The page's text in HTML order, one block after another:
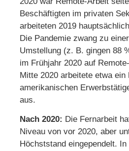
Beschäftigten im privaten
arbeiteten 2019
Die Pandemie zwang zu
Umstellung (z. B. gingen 88
im Frühjahr 2020 auf
Mitte 2020 arbeitete etwa ein
amerikanischen
aus.
Nach 2020: Die Fernarbeit
Niveau von vor 2020, aber
Höchststand eingependelt. In